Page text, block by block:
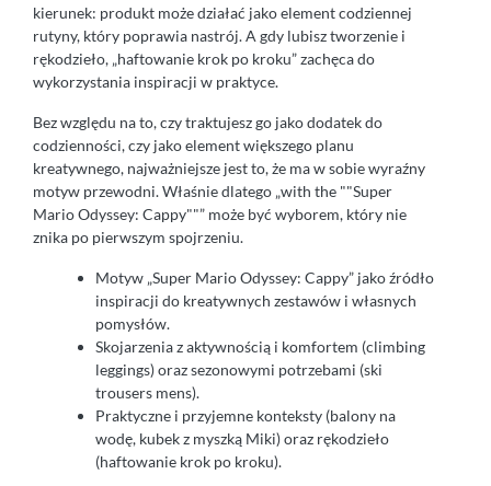
kierunek: produkt może działać jako element codziennej
rutyny, który poprawia nastrój. A gdy lubisz tworzenie i
rękodzieło, „haftowanie krok po kroku” zachęca do
wykorzystania inspiracji w praktyce.
Bez względu na to, czy traktujesz go jako dodatek do
codzienności, czy jako element większego planu
kreatywnego, najważniejsze jest to, że ma w sobie wyraźny
motyw przewodni. Właśnie dlatego „with the ""Super
Mario Odyssey: Cappy""” może być wyborem, który nie
znika po pierwszym spojrzeniu.
Motyw „Super Mario Odyssey: Cappy” jako źródło
inspiracji do kreatywnych zestawów i własnych
pomysłów.
Skojarzenia z aktywnością i komfortem (climbing
leggings) oraz sezonowymi potrzebami (ski
trousers mens).
Praktyczne i przyjemne konteksty (balony na
wodę, kubek z myszką Miki) oraz rękodzieło
(haftowanie krok po kroku).